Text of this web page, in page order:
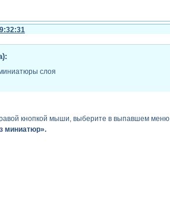
слоя
кнопкой мыши, выберите в выпавшем меню
миниатюр».